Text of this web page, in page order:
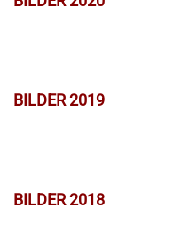
BILDER 2019
BILDER 2018